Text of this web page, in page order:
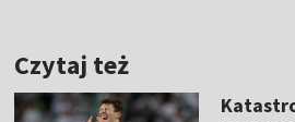
Czytaj też